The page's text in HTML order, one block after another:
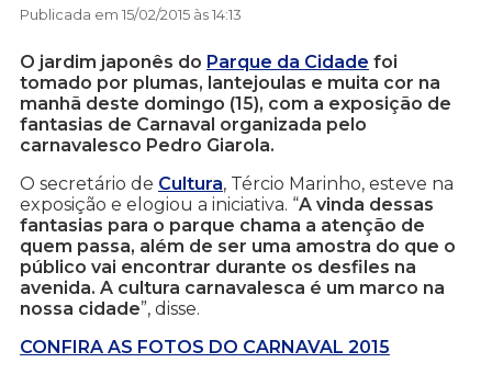
Publicada em 15/02/2015 às 14:13
O jardim japonês do Parque da Cidade foi
tomado por plumas, lantejoulas e muita cor na
manhã deste domingo (15), com a exposição de
fantasias de Carnaval organizada pelo
carnavalesco Pedro Giarola.
O secretário de Cultura, Tércio Marinho, esteve na
exposição e elogiou a iniciativa. “A vinda dessas
fantasias para o parque chama a atenção de
quem passa, além de ser uma amostra do que o
público vai encontrar durante os desfiles na
avenida. A cultura carnavalesca é um marco na
nossa cidade”, disse.
CONFIRA AS FOTOS DO CARNAVAL 2015